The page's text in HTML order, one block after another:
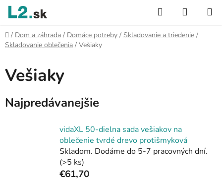
Prejsť
obsah
Hľadať
KOŠÍK
Domov
/ Dom a záhrada / Domáce potreby / Skladovanie a triedenie /
Skladovanie oblečenia / Vešiaky
Vešiaky
Najpredávanejšie
vidaXL 50-dielna sada vešiakov na
oblečenie tvrdé drevo protišmyková
Skladom. Dodáme do 5-7 pracovných dní.
(>5 ks)
€61,70